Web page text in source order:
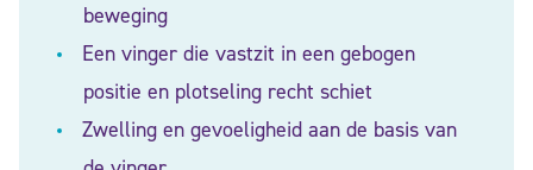
beweging
Een vinger die vastzit in een gebogen
positie en plotseling recht schiet
Zwelling en gevoeligheid aan de basis van